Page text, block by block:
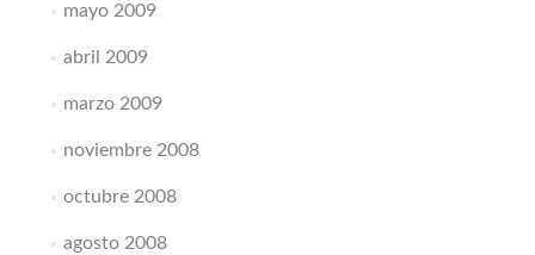
mayo 2009
abril 2009
marzo 2009
noviembre 2008
octubre 2008
agosto 2008